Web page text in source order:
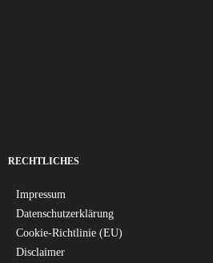
RECHTLICHES
Impressum
Datenschutzerklärung
Cookie-Richtlinie (EU)
Disclaimer